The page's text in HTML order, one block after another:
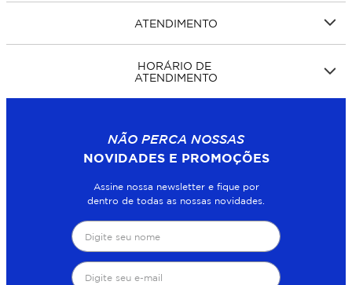
ATENDIMENTO
HORÁRIO DE
ATENDIMENTO
NÃO PERCA NOSSAS
NOVIDADES E PROMOÇÕES
Assine nossa newsletter e fique por
dentro de todas as nossas novidades.